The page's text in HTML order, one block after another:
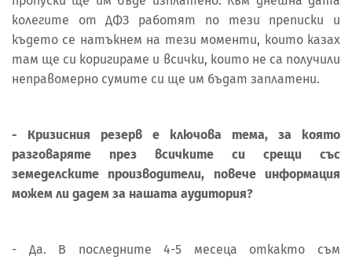
колегите от ДФЗ работят по тези преписки и
където се натъкнем на тези моменти, които казах
там ще си коригираме и всички, които не са получили
неправомерно сумите си ще им бъдат заплатени.
- Кризисния резерв е ключова тема, за която
разговаряте през всичките си срещи със
земеделските производители, повече информация
можем ли дадем за нашата аудитория?
- Да. В последните 4-5 месеца откакто съм